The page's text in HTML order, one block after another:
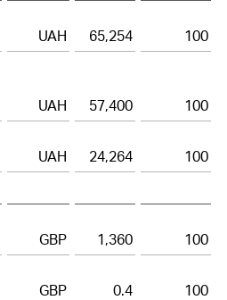
UAH 65,254
100
UAH 57,400
100
UAH 24,264
100
GBP 1,360
100
GBP 0.4
100